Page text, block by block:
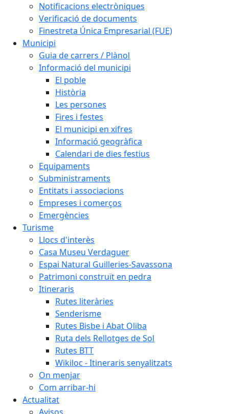
Notificacions electròniques
Verificació de documents
Finestreta Única Empresarial (FUE)
Municipi
Guia de carrers / Plànol
Informació del municipi
El poble
Història
Les persones
Fires i festes
El municipi en xifres
Informació geogràfica
Calendari de dies festius
Equipaments
Subministraments
Entitats i associacions
Empreses i comerços
Emergències
Turisme
Llocs d'interès
Casa Museu Verdaguer
Espai Natural Guilleries-Savassona
Patrimoni construït en pedra
Itineraris
Rutes literàries
Senderisme
Rutes Bisbe i Abat Oliba
Ruta dels Rellotges de Sol
Rutes BTT
Wikiloc - Itineraris senyalitzats
On menjar
Com arribar-hi
Actualitat